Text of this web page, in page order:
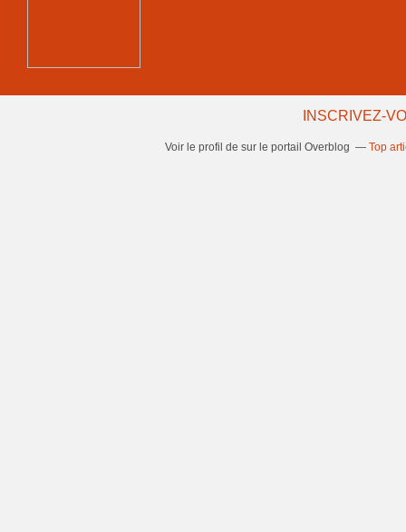
INSCRIVEZ-
Voir le profil de sur le portail Overblog Top